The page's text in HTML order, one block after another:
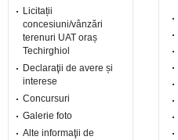
Licitații
concesiuni/vânzări
terenuri UAT oraș
Techirghiol
Declaraţii de avere și
interese
Concursuri
Galerie foto
Alte informaţii de